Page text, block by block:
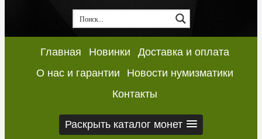
Главная Новинки
Доставка и оплата
О нас и гарантии
Новости нумизматики
Контакты
Раскрыть каталог монет